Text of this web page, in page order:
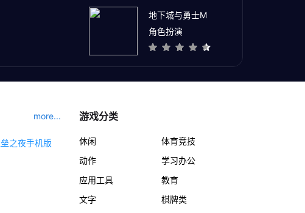
地下城与勇士M
角色扮演
more... 游戏分类
休闲
体育竞技
动作
学习办公
应用工具
教育
文字
棋牌类